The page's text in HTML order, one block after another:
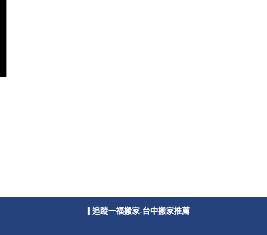
追蹤一福搬家-台中搬家推薦